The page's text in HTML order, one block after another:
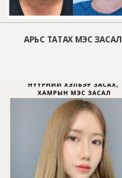
АРЬС ТАТАХ МЭС ЗАСАЛ